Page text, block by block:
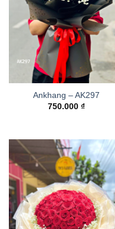
Ankhang – AK297
750.000 ₫